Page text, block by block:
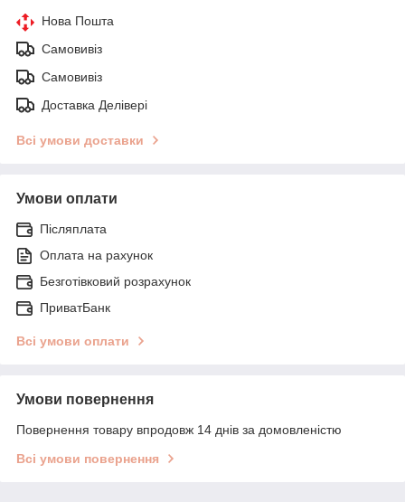
Нова Пошта
Самовивіз
Самовивіз
Доставка Делівері
Всі умови доставки
Умови оплати
Післяплата
Оплата на рахунок
Безготівковий розрахунок
ПриватБанк
Всі умови оплати
Умови повернення
Повернення товару впродовж 14 днів за домовленістю
Всі умови повернення